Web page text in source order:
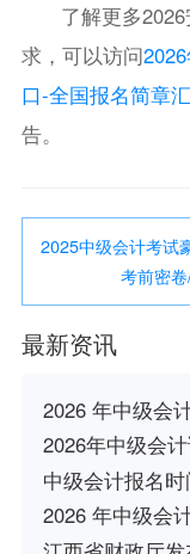
了解更多
求，可以访问
口-全国报名简章
告。
2025中级会计考试
考前密
最新资讯
2026 年中级会
2026年中级会
中级会计报名
2026 年中级会